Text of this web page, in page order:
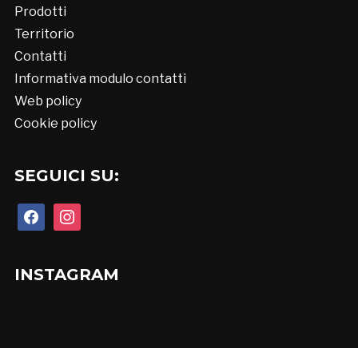
Prodotti
Territorio
Contatti
Informativa modulo contatti
Web policy
Cookie policy
SEGUICI SU:
facebookinstagram
INSTAGRAM